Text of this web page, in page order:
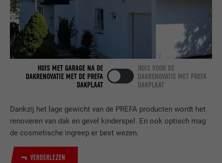
Dankzij het lage gewicht van de PREFA producten wordt het
renoveren van dak en gevel kinderspel. En ook optisch mag
de cosmetische ingreep er best wezen.
VERDERLEZEN
HUIS MET GARAGE NA DE
DAKRENOVATIE MET DE PREFA
DAKPLAAT
HUIS VOOR DE
DAKRENOVATIE MET PREFA
DAKPLAAT
DOEL
Gebruikt door de socialnetworking-dienst
LinkedIn voor het volgen van het gebruik
van ingebedde diensten.
LinkedIn
VERVALTIJD 2 jaar
Gebruikt door de socialnetworking-dienst